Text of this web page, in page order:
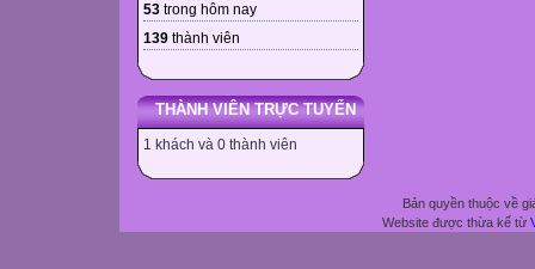
53 trong hôm nay
139 thành viên
THÀNH VIÊN TRỰC TUYẾN
1 khách và 0 thành viên
Bản quyền thuộc về
Website được thừa kế từ